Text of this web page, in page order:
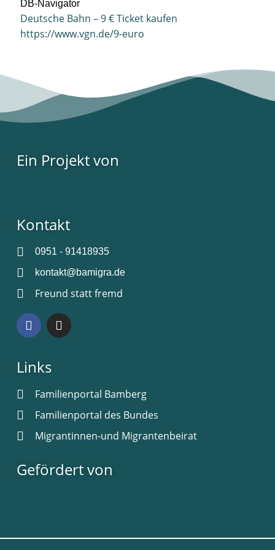
DB-Navigator
Deutsche Bahn – 9 € Ticket kaufen
https://www.vgn.de/9-euro
Ein Projekt von
Kontakt
0951 - 91418935
kontakt@bamigra.de
Freund statt fremd
Links
Familienportal Bamberg
Familienportal des Bundes
Migrantinnen-und Migrantenbeirat
Gefördert von